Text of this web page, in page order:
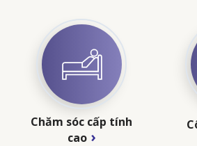
Chăm sóc cấp tính
cao